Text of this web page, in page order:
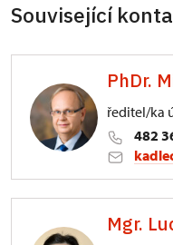
Související
PhDr.
ředitel/ka
482
3/, Sychrov 3
Mgr.